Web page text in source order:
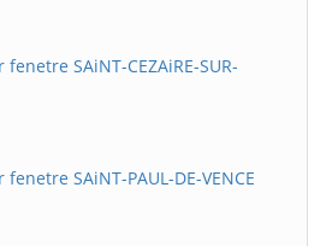
SAiNT-CEZAiRE-SUR-
SAiNT-PAUL-DE-VENCE